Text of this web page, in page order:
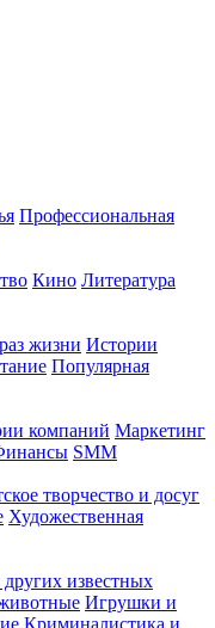
Профессиональная
Кино Литература
жизни Истории
Популярная
компаний Маркетинг
SMM
творчество и досуг
Художественная
известных
Игрушки и
Криминалистика и